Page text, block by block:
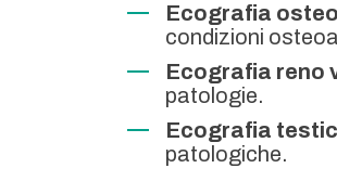
Ecografia
condizioni
Ecografia reno
patologie.
Ecografia
patologiche.